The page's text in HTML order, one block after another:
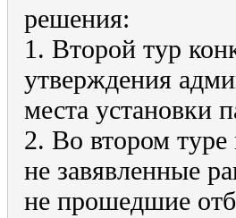
решения:
1. Второй тур
утверждения
места установки
2. Во втором туре
не завявленные
не прошедшие